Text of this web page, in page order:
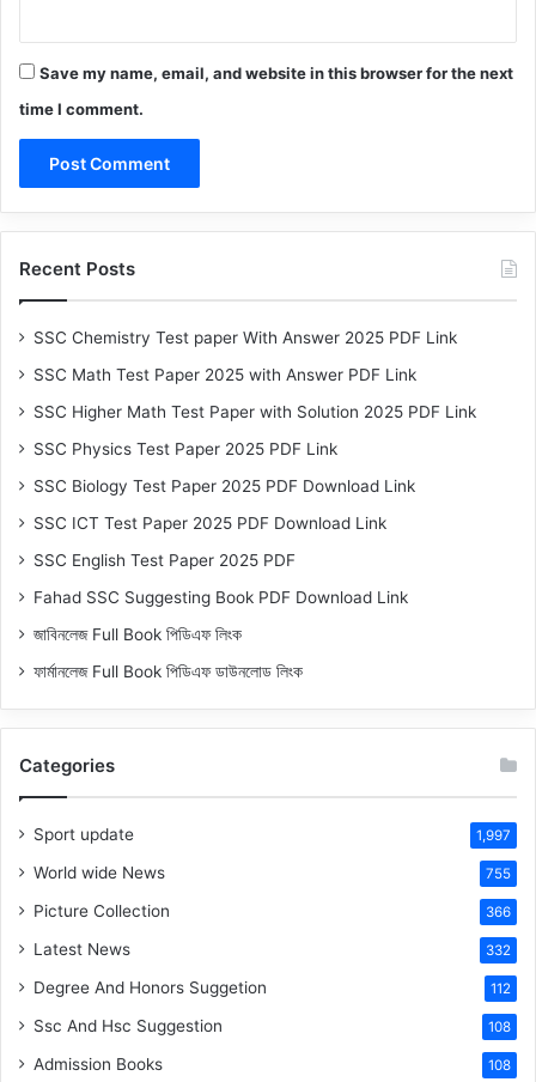
Save my name, email, and website in this browser for the next
time I comment.
Recent Posts
SSC Chemistry Test paper With Answer 2025 PDF Link
SSC Math Test Paper 2025 with Answer PDF Link
SSC Higher Math Test Paper with Solution 2025 PDF Link
SSC Physics Test Paper 2025 PDF Link
SSC Biology Test Paper 2025 PDF Download Link
SSC ICT Test Paper 2025 PDF Download Link
SSC English Test Paper 2025 PDF
Fahad SSC Suggesting Book PDF Download Link
জাবিনলেজ Full Book পিডিএফ লিংক
ফার্মানলেজ Full Book পিডিএফ ডাউনলোড লিংক
Categories
Sport update 1,997
World wide News 755
Picture Collection 366
Latest News 332
Degree And Honors Suggetion 112
Ssc And Hsc Suggestion 108
Admission Books 108